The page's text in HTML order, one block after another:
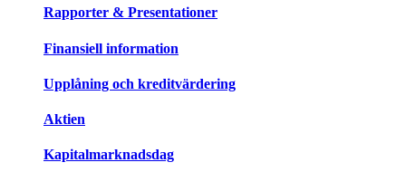
Rapporter & Presentationer
Finansiell information
Upplåning och kreditvärdering
Aktien
Kapitalmarknadsdag